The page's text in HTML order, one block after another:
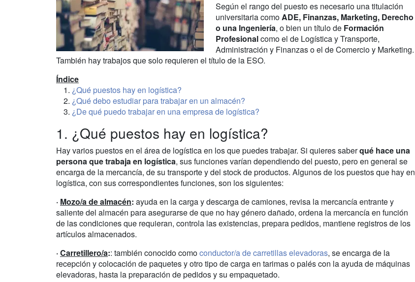
Según el rango del puesto es necesario una titulación
universitaria como ADE, Finanzas, Marketing, Derecho
o una Ingeniería, o bien un título de Formación
Profesionalcomo el de Logística y Transporte,
Administración y Finanzas o el de Comercio y Marketing.
También hay trabajos que solo requieren el título de la ESO.
Índice
¿Qué puestos hay en logística?
¿Qué debo estudiar para trabajar en un almacén?
¿De qué puedo trabajar en una empresa de logística?
1. ¿Qué puestos hay en logística?
Hay varios puestos en el área de logística en los que puedes trabajar. Si quieres saberqué hace una
persona que trabaja en logística, sus funciones varían dependiendo del puesto, pero en general se
encarga de la mercancía, de su transporte y del stock de productos. Algunos de los puestos que hay en
logística, con sus correspondientes funciones, son los siguientes:
· Mozo/a de almacén: ayuda en la carga y descarga de camiones, revisa la mercancía entrante y
saliente del almacén para asegurarse de que no hay género dañado, ordena la mercancía en función
de las condiciones que requieran, controla las existencias, prepara pedidos, mantiene registros de los
artículos almacenados.
·Carretillero/a:: también conocido comoconductor/a de carretillas elevadoras, se encarga de la
recepción y colocación de paquetes y otro tipo de carga en tarimas o palés con la ayuda de máquinas
elevadoras, hasta la preparación de pedidos y su empaquetado.